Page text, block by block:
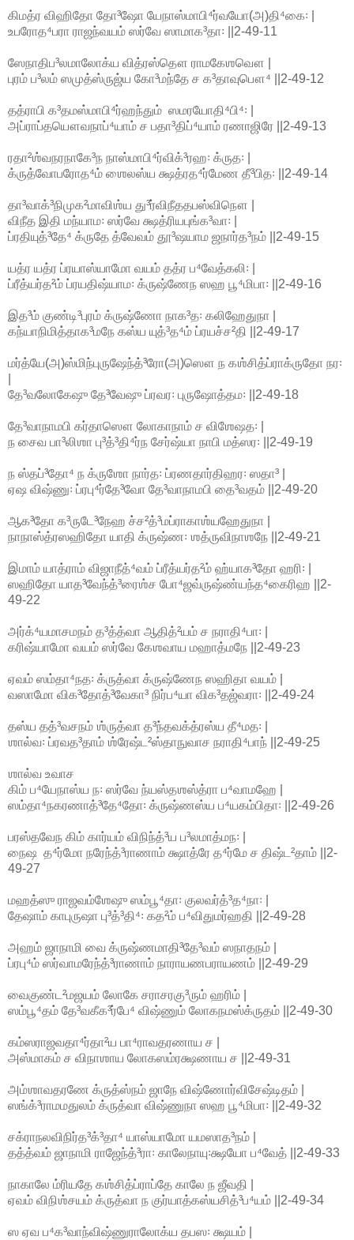
கிமத்ர விஹிதோ தோ³ஷோ யேநாஸ்மாபி⁴ர்வயோ(அ)தி⁴கை꞉ |
உபரோத⁴பரா ராஜந்வயம் ஸர்வே ஸாமாக³தா꞉ ||2-49-11
ஸேநாதிப³லமாலோக்ய வித்ரஸ்தௌ ராமகேஶவௌ |
புரம் ப³லம் ஸமுத்ஸ்ருஜ்ய கோ³மந்தே ச க³தாவுபௌ⁴ ||2-49-12
தத்ராபி க³தமஸ்மாபி⁴ர்ஹந்தும் ஸமரயோதி⁴பி⁴꞉ |
அப்ராப்தயௌவநாப்⁴யாம் ச பதா³திப்⁴யாம் ரணாஜிரே ||2-49-13
ரதா²ஶ்வநரநாகே³ந நாஸ்மாபி⁴ர்விக்³ரஹ꞉ க்ருத꞉ |
க்ருத்வோபரோத⁴ம் ஶைலஸ்ய க்ஷத்ரத⁴ர்மேண தீ³பித꞉ ||2-49-14
தா³வாக்³நிமுக²மாவிஶ்ய து³ர்விநீததபஸ்விநௌ |
விநீத இதி மந்யாம꞉ ஸர்வே க்ஷத்ரியபுங்க³வா꞉ |
ப்ரதியுத்³தே⁴ க்ருதே த்வேவம் தூ³ஷயாம ஜநார்த³நம் ||2-49-15
யத்ர யத்ர ப்ரயாஸ்யாமோ வயம் தத்ர ப⁴வேத்கலி꞉ |
ப்ரீத்யர்த²ம் ப்ரயதிஷ்யாம꞉ க்ருஷ்ணேந ஸஹ பூ⁴மிபா꞉ ||2-49-16
இத³ம் குண்டி³புரம் க்ருஷ்ணோ நாக³த꞉ கலிஹேதுநா |
கந்யாநிமித்தாக³மநே கஸ்ய யுத்³த⁴ம் ப்ரயச்ச²தி ||2-49-17
மர்த்யே(அ)ஸ்மிந்புருஷேந்த்³ரோ(அ)ஸௌ ந கஶ்சித்ப்ராக்ருதோ நர꞉
தே³வலோகேஷு தே³வேஷு ப்ரவர꞉ புருஷோத்தம꞉ ||2-49-18
தே³வாநாமபி கர்தாஸௌ லோகாநாம் ச விஶேஷத꞉ |
ந சைவ பா³லிஶா பு³த்³தி⁴ர்ந சேர்ஷ்யா நாபி மத்ஸர꞉ ||2-49-19
ந ஸ்தப்³தோ⁴ ந க்ருஶோ நார்த꞉ ப்ரணதார்திஹர꞉ ஸதா³ |
ஏஷ விஷ்ணு꞉ ப்ரபு⁴ர்தே³வோ தே³வாநாமபி தை³வதம் ||2-49-20
ஆக³தோ க³ருடே³நேஹ ச்ச²த்³மப்ராகாஶ்யஹேதுநா |
நாநாஸ்த்ரஸஹிதோ யாதி க்ருஷ்ண꞉ ஶத்ருவிநாஶநே ||2-49-21
இமாம் யாத்ராம் விஜாநீத்⁴வம் ப்ரீத்யர்த²ம் ஹ்யாக³தோ ஹரி꞉ |
ஸஹிதோ யாத³வேந்த்³ரைஶ்ச போ⁴ஜவ்ருஷ்ண்யந்த⁴கைரிஹ ||2-
49-22
அர்க்⁴யமாசமநம் த³த்த்வா ஆதித்²யம் ச நராதி⁴பா꞉ |
கரிஷ்யாமோ வயம் ஸர்வே கேஶவாய மஹாத்மநே ||2-49-23
ஏவம் ஸம்தா⁴நத꞉ க்ருத்வா க்ருஷ்ணேந ஸஹிதா வயம் |
வஸாமோ விக³தோத்³வேகா³ நிர்ப⁴யா விக³தஜ்வரா꞉ ||2-49-24
தஸ்ய தத்³வசநம் ஶ்ருத்வா த³ந்தவக்த்ரஸ்ய தீ⁴மத꞉ |
ஶால்வ꞉ ப்ரவத³தாம் ஶ்ரேஷ்ட²ஸ்தாநுவாச நராதி⁴பாந் ||2-49-25
ஶால்வ உவாச
கிம் ப⁴யேநாஸ்ய ந꞉ ஸர்வே ந்யஸ்தஶஸ்த்ரா ப⁴வாமஹே |
ஸம்தா⁴நகரணாத்³தே⁴தோ꞉ க்ருஷ்ணஸ்ய ப⁴யகம்பிதா꞉ ||2-49-26
பரஸ்தவேந கிம் கார்யம் விநிந்த்³ய ப³லமாத்மந꞉ |
நைஷ த⁴ர்மோ நரேந்த்³ராணாம் க்ஷாத்ரே த⁴ர்மே ச திஷ்ட²தாம் ||2-
49-27
மஹத்ஸு ராஜவம்ஶேஷு ஸம்பூ⁴தா꞉ குலவர்த்³த⁴நா꞉ |
தேஷாம் காபுருஷா பு³த்³தி⁴꞉ கத²ம் ப⁴விதுமர்ஹதி ||2-49-28
அஹம் ஜாநாமி வை க்ருஷ்ணமாதி³தே³வம் ஸநாதநம் |
ப்ரபு⁴ம் ஸர்வாமரேந்த்³ராணாம் நாராயணபராயணம் ||2-49-29
வைகுண்ட²மஜயம் லோகே சராசரகு³ரும் ஹரிம் |
ஸம்பூ⁴தம் தே³வகீக³ர்பே⁴ விஷ்ணும் லோகநமஸ்க்ருதம் ||2-49-30
கம்ஸராஜவதா⁴ர்தா²ய பா⁴ராவதரணாய ச |
அஸ்மாகம் ச விநாஶாய லோகஸம்ரக்ஷணாய ச ||2-49-31
அம்ஶாவதரணே க்ருத்ஸ்நம் ஜாநே விஷ்ணோர்விசேஷ்டிதம் |
ஸங்க்³ராமமதுலம் க்ருத்வா விஷ்ணுநா ஸஹ பூ⁴மிபா꞉ ||2-49-32
சக்ராநலவிநிர்த³க்³தா⁴ யாஸ்யாமோ யமஸாத³நம் |
தத்த்வம் ஜாநாமி ராஜேந்த்³ரா꞉ காலேநாயு꞉க்ஷயோ ப⁴வேத் ||2-49-33
நாகாலே ம்ரியதே கஶ்சித்ப்ராப்தே காலே ந ஜீவதி |
ஏவம் விநிஶ்சயம் க்ருத்வா ந குர்யாத்கஸ்யசித்³ப⁴யம் ||2-49-34
ஸ ஏவ ப⁴க³வாந்விஷ்ணுராலோக்ய தபஸ꞉ க்ஷயம் |